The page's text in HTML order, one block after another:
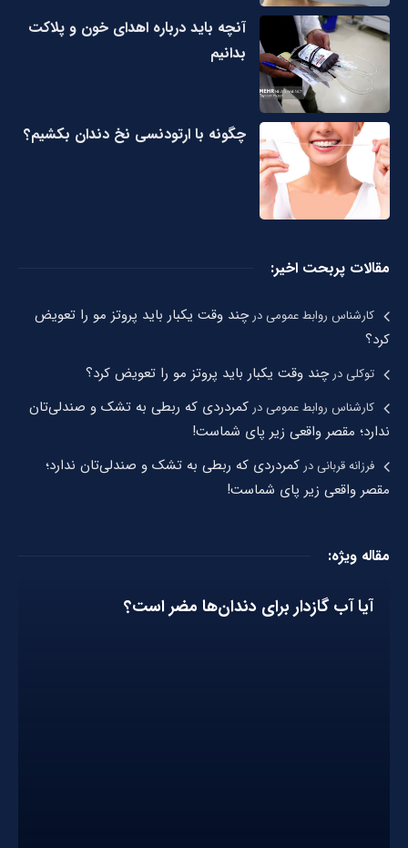
آنچه باید درباره اهدای خون و پلاکت
بدانیم
چگونه با ارتودنسی نخ دندان بکشیم؟
مقالات پربحت اخیر:
کارشناس روابط عمومیدرچند وقت یکبار باید پروتز مو را تعویض
کرد؟
توکلیدرچند وقت یکبار باید پروتز مو را تعویض کرد؟
کارشناس روابط عمومیدر کمردردی که ربطی به تشک و صندلی‌تان
ندارد؛ مقصر واقعی زیر پای شماست!
فرزانه قربانیدر کمردردی که ربطی به تشک و صندلی‌تان ندارد؛
مقصر واقعی زیر پای شماست!
مقاله ویژه:
آیا آب گازدار برای دندان‌ها مضر است؟